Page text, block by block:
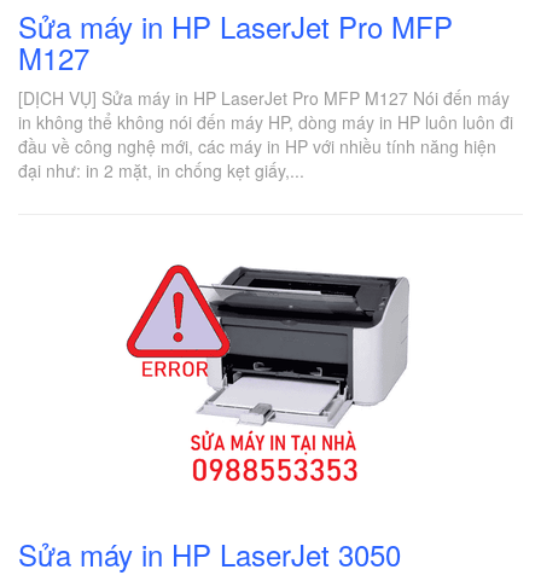
Sửa máy in HP LaserJet Pro MFP
M127
[DỊCH VỤ] Sửa máy in HP LaserJet Pro MFP M127 Nói đến máy
in không thể không nói đến máy HP, dòng máy in HP luôn luôn đi
đầu về công nghệ mới, các máy in HP với nhiều tính năng hiện
đại như: in 2 mặt, in chống kẹt giấy,...
Sửa máy in HP LaserJet 3050